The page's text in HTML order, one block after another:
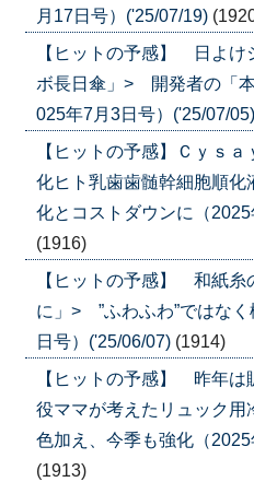
月17日号）('25/07/19)
【ヒットの予感】 日よ
ボ長日傘」> 開発者の「
025年7月3日号）('25/07/05)
【ヒットの予感】Ｃｙｓ
化ヒト乳歯歯髄幹細胞順
化とコストダウンに（
(1916)
【ヒットの予感】 和紙
に」> ”ふわふわ”ではな
日号）('25/06/07) (1914)
【ヒットの予感】 昨年
役ママが考えたリュック
色加え、今季も強化（
(1913)